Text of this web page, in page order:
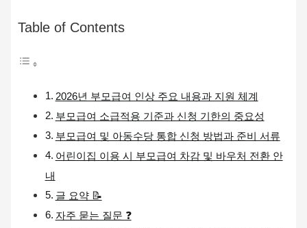
Table of Contents
2026년 부모급여 인상 주요 내용과 지원 체계
부모급여 소급적용 기준과 신청 기한의 중요성
부모급여 및 아동수당 통합 신청 방법과 준비 서류
어린이집 이용 시 부모급여 차감 및 바우처 전환 안
내
글 요약 📝
자주 묻는 질문 ❓